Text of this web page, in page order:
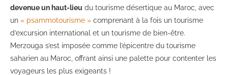
devenue un haut-lieu du tourisme désertique au Maroc, avec
un « psammotourisme » comprenant à la fois un tourisme
d’excursion international et un tourisme de bien-être.
Merzouga s’est imposée comme l’épicentre du tourisme
saharien au Maroc, offrant ainsi une palette pour contenter les
voyageurs les plus exigeants !